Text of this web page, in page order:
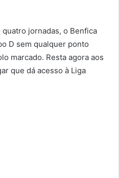
jornadas, o Benfica
D sem qualquer ponto
marcado. Resta agora aos
que dá acesso à Liga